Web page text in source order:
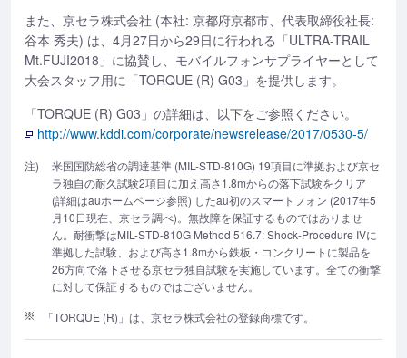
また、京セラ株式会社 (本社: 京都府京都市、代表取締役社長:
谷本 秀夫) は、4月27日から29日に行われる「ULTRA-TRAIL
Mt.FUJI2018」に協賛し、モバイルフォンサプライヤーとして
大会スタッフ用に「TORQUE (R) G03」を提供します。
「TORQUE (R) G03」の詳細は、以下をご参照ください。
http://www.kddi.com/corporate/newsrelease/2017/0530-5/
注)
米国国防総省の調達基準 (MIL-STD-810G) 19項目に準拠および京セ
ラ独自の耐久試験2項目に加え高さ1.8mからの落下試験をクリア
(詳細はauホームページ参照) したau初のスマートフォン (2017年5
月10日現在、京セラ調べ)。無故障を保証するものではありませ
ん。耐衝撃はMIL-STD-810G Method 516.7: Shock-Procedure IVに
準拠した試験、および高さ1.8mから鉄板・コンクリートに製品を
26方向で落下させる京セラ独自試験を実施しています。全ての衝撃
に対して保証するものではございません。
「TORQUE (R)」は、京セラ株式会社の登録商標です。